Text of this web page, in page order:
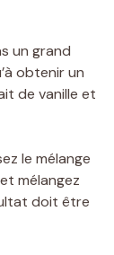
un grand
obtenir un
de vanille et
le mélange
mélangez
doit être